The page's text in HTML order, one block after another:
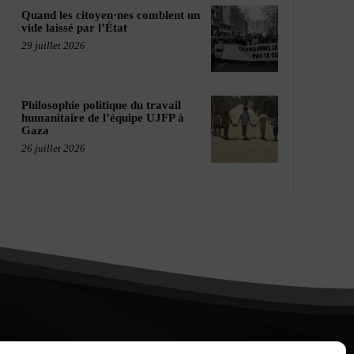
Quand les citoyen·nes comblent un
vide laissé par l’État
29 juillet 2026
Philosophie politique du travail
humanitaire de l’équipe UJFP à
Gaza
26 juillet 2026